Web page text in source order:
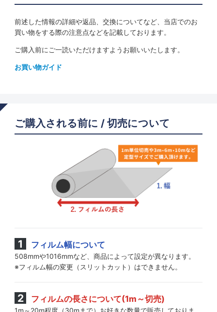
前述した情報の詳細や返品、交換についてなど、当店でのお
買い物をする際の注意点などを記載しております。
ご購入前にご一読いただけますようお願いいたします。
お買い物ガイド
ご購入される前に / 切売について
フィルム幅について
508mmや1016mmなど、商品によって設定が異なります。
※フィルム幅の変更（スリットカット）はできません。
フィルムの長さについて(1m～切売)